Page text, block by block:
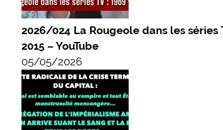
2026/024 La Rougeole dans les séries
2015 – YouTube
05/05/2026